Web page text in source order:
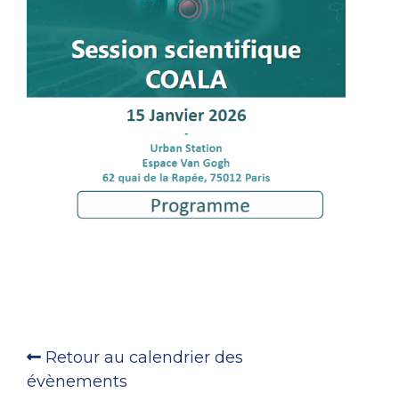
Retour au calendrier des
évènements